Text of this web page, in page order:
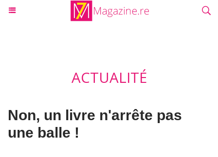
ACTUALITÉ
Non, un livre n'arrête pas
une balle !